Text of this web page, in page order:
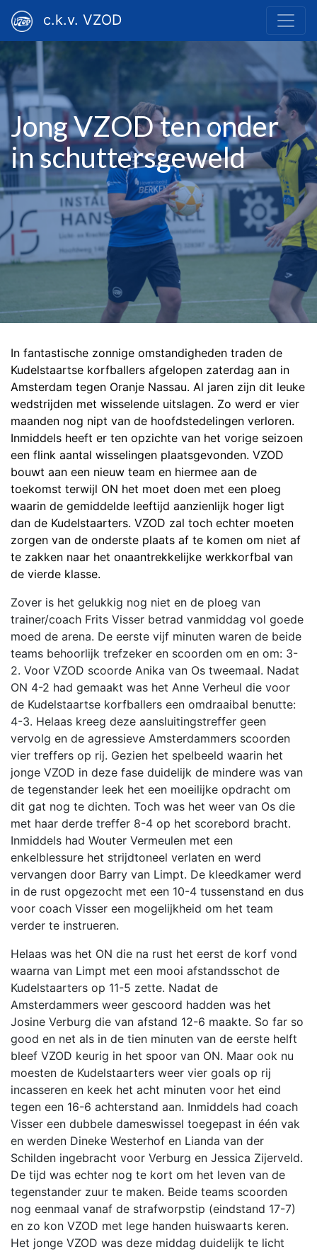
c.k.v. VZOD
Jong VZOD ten onder
in schuttersgeweld
In fantastische zonnige omstandigheden traden de
Kudelstaartse korfballers afgelopen zaterdag aan in
Amsterdam tegen Oranje Nassau. Al jaren zijn dit leuke
wedstrijden met wisselende uitslagen. Zo werd er vier
maanden nog nipt van de hoofdstedelingen verloren.
Inmiddels heeft er ten opzichte van het vorige seizoen
een flink aantal wisselingen plaatsgevonden. VZOD
bouwt aan een nieuw team en hiermee aan de
toekomst terwijl ON het moet doen met een ploeg
waarin de gemiddelde leeftijd aanzienlijk hoger ligt
dan de Kudelstaarters. VZOD zal toch echter moeten
zorgen van de onderste plaats af te komen om niet af
te zakken naar het onaantrekkelijke werkkorfbal van
de vierde klasse.
Zover is het gelukkig nog niet en de ploeg van
trainer/coach Frits Visser betrad vanmiddag vol goede
moed de arena. De eerste vijf minuten waren de beide
teams behoorlijk trefzeker en scoorden om en om: 3-
2. Voor VZOD scoorde Anika van Os tweemaal. Nadat
ON 4-2 had gemaakt was het Anne Verheul die voor
de Kudelstaartse korfballers een omdraaibal benutte:
4-3. Helaas kreeg deze aansluitingstreffer geen
vervolg en de agressieve Amsterdammers scoorden
vier treffers op rij. Gezien het spelbeeld waarin het
jonge VZOD in deze fase duidelijk de mindere was van
de tegenstander leek het een moeilijke opdracht om
dit gat nog te dichten. Toch was het weer van Os die
met haar derde treffer 8-4 op het scorebord bracht.
Inmiddels had Wouter Vermeulen met een
enkelblessure het strijdtoneel verlaten en werd
vervangen door Barry van Limpt. De kleedkamer werd
in de rust opgezocht met een 10-4 tussenstand en dus
voor coach Visser een mogelijkheid om het team
verder te instrueren.
Helaas was het ON die na rust het eerst de korf vond
waarna van Limpt met een mooi afstandsschot de
Kudelstaarters op 11-5 zette. Nadat de
Amsterdammers weer gescoord hadden was het
Josine Verburg die van afstand 12-6 maakte. So far so
good en net als in de tien minuten van de eerste helft
bleef VZOD keurig in het spoor van ON. Maar ook nu
moesten de Kudelstaarters weer vier goals op rij
incasseren en keek het acht minuten voor het eind
tegen een 16-6 achterstand aan. Inmiddels had coach
Visser een dubbele dameswissel toegepast in één vak
en werden Dineke Westerhof en Lianda van der
Schilden ingebracht voor Verburg en Jessica Zijerveld.
De tijd was echter nog te kort om het leven van de
tegenstander zuur te maken. Beide teams scoorden
nog eenmaal vanaf de strafworpstip (eindstand 17-7)
en zo kon VZOD met lege handen huiswaarts keren.
Het jonge VZOD was deze middag duidelijk te licht